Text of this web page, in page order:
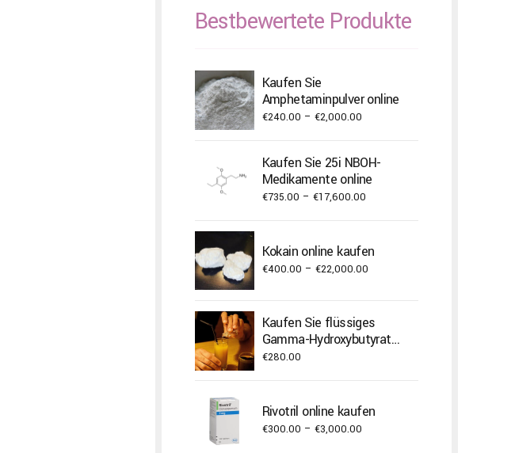
Bestbewertete Produkte
Kaufen Sie
Amphetaminpulver online
€240.00 – €2,000.00Price
€240.00
through
€2,000.00
Kaufen Sie 25i NBOH-
Medikamente online
€735.00 – €17,600.00Price
through
€17,600.00
Kokain online kaufen
€400.00 – €22,000.00Price
through
€22,000.00
Kaufen Sie flüssiges
Gamma-Hydroxybutyrat
(GHB).
€280.00
Rivotril online kaufen
€300.00 – €3,000.00Price